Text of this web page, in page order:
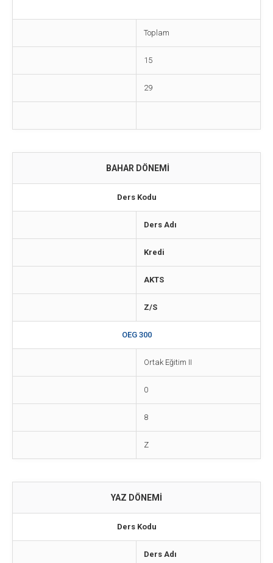
Toplam
15
29
BAHAR DÖNEMİ
Ders Kodu
Ders Adı
Kredi
AKTS
Z/S
OEG 300
Ortak Eğitim II
0
8
Z
YAZ DÖNEMİ
Ders Kodu
Ders Adı